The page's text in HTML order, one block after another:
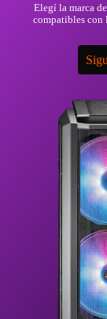
Elegí la marca
compatibles con